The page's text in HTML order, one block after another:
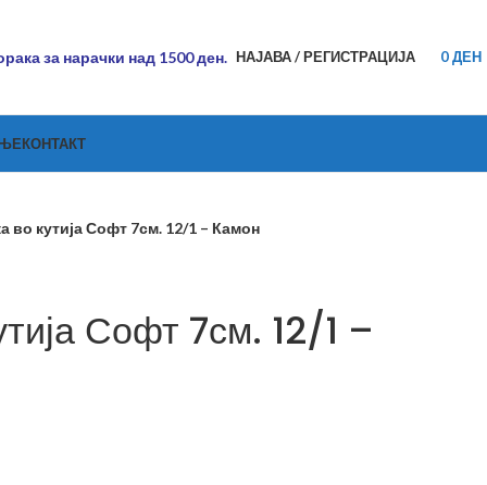
за нарачки над 1500 ден. НАЈАВА / РЕГИСТРАЦИЈА 0ДЕН
КОНТАКТ
во кутија Софт 7см. 12/1 – Камон
Софт 7см. 12/1 –